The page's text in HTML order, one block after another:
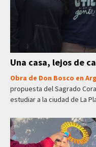
Una casa, lejos de
Obra de Don Bosco en
propuesta del Sagrado
estudiar a la ciudad de La